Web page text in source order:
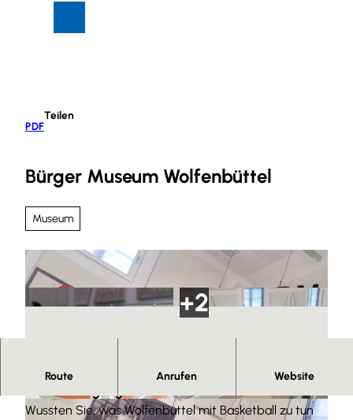
PDF
Teilen
Bürger Museum Wolfenbüttel
Museum
© Stadt Wolfenbüttel |CC0 © Stadt Wolfenbüttel | CC0
Route Anrufen Website
Das Bürger Museum will nicht nur informieren,
Wussten Sie, was Wolfenbüttel mit Basketball zu tun